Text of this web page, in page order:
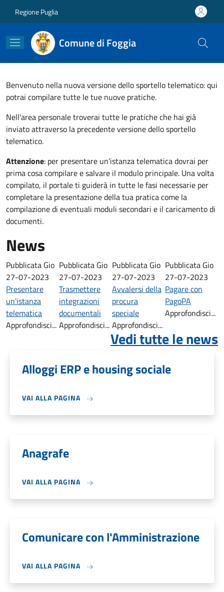
Regione Puglia
Comune di Foggia
Benvenuto nella nuova versione dello sportello telematico: qui
potrai compilare tutte le tue nuove pratiche.
Nell'area personale troverai tutte le pratiche che hai già
inviato attraverso la precedente versione dello sportello
telematico.
Attenzione: per presentare un'istanza telematica dovrai per
prima cosa compilare e salvare il modulo principale. Una volta
compilato, il portale ti guiderà in tutte le fasi necessarie per
completare la presentazione della tua pratica come la
compilazione di eventuali moduli secondari e il caricamento di
documenti.
News
Pubblicata Gio
27-07-2023
Presentare
un'istanza
telematica
Approfondisci...
Pubblicata Gio
27-07-2023
Trasmettere
integrazioni
documentali
Approfondisci...
Pubblicata Gio
27-07-2023
Avvalersi della
procura
speciale
Approfondisci...
Pubblicata Gio
27-07-2023
Pagare con
PagoPA
Approfondisci...
Vedi tutte le news
Alloggi ERP e housing sociale
VAI ALLA PAGINA
Anagrafe
VAI ALLA PAGINA
Comunicare con l'Amministrazione
VAI ALLA PAGINA